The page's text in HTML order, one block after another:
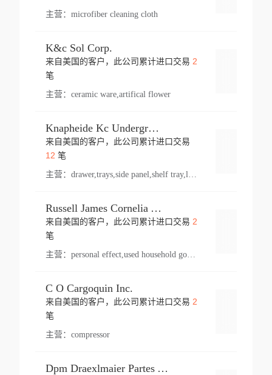
主营： microfiber cleaning cloth
K&c Sol Corp.
来自美国的客户，此公司累计进口交易 2
笔
主营： ceramic ware,artifical flower
Knapheide Kc Underground
来自美国的客户，此公司累计进口交易
12 笔
主营：
Russell James Cornelia Arlington Va
来自美国的客户，此公司累计进口交易 2
笔
主营： personal effect,used household goods
C O Cargoquin Inc.
来自美国的客户，此公司累计进口交易 2
笔
主营： compressor
Dpm Draexlmaier Partes Automotrices Corr Ind Huejotzingo